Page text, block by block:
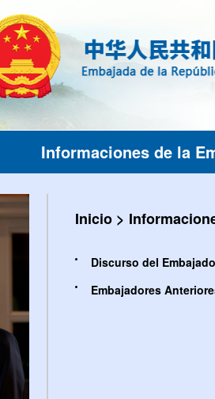
Informaciones de la
Inicio >
Discurso del
Embajadores